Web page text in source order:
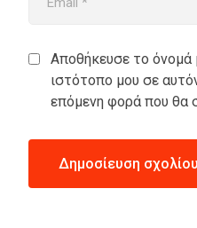
Αποθήκευσε το όνομά
ιστότοπο μου σε
επόμενη φορά που θα